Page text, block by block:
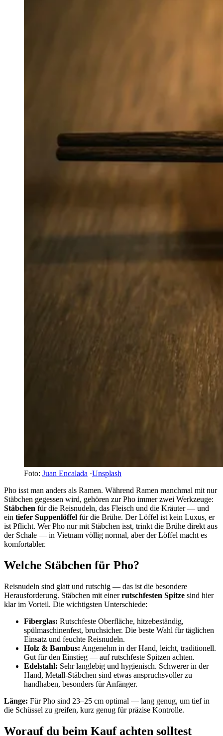
Foto: Juan Encalada ·Unsplash
Pho isst man anders als Ramen. Während Ramen manchmal mit nur
Stäbchen gegessen wird, gehören zur Pho immer zwei Werkzeuge:
Stäbchen für die Reisnudeln, das Fleisch und die Kräuter — und
ein tiefer Suppenlöffel für die Brühe. Der Löffel ist kein Luxus, er
ist Pflicht. Wer Pho nur mit Stäbchen isst, trinkt die Brühe direkt aus
der Schale — in Vietnam völlig normal, aber der Löffel macht es
komfortabler.
Welche Stäbchen für Pho?
Reisnudeln sind glatt und rutschig — das ist die besondere
Herausforderung. Stäbchen mit einerrutschfesten Spitze sind hier
klar im Vorteil. Die wichtigsten Unterschiede:
Fiberglas: Rutschfeste Oberfläche, hitzebeständig,
spülmaschinenfest, bruchsicher. Die beste Wahl für täglichen
Einsatz und feuchte Reisnudeln.
Holz & Bambus: Angenehm in der Hand, leicht, traditionell.
Gut für den Einstieg — auf rutschfeste Spitzen achten.
Edelstahl: Sehr langlebig und hygienisch. Schwerer in der
Hand, Metall-Stäbchen sind etwas anspruchsvoller zu
handhaben, besonders für Anfänger.
Länge: Für Pho sind 23–25 cm optimal — lang genug, um tief in
die Schüssel zu greifen, kurz genug für präzise Kontrolle.
Worauf du beim Kauf achten solltest